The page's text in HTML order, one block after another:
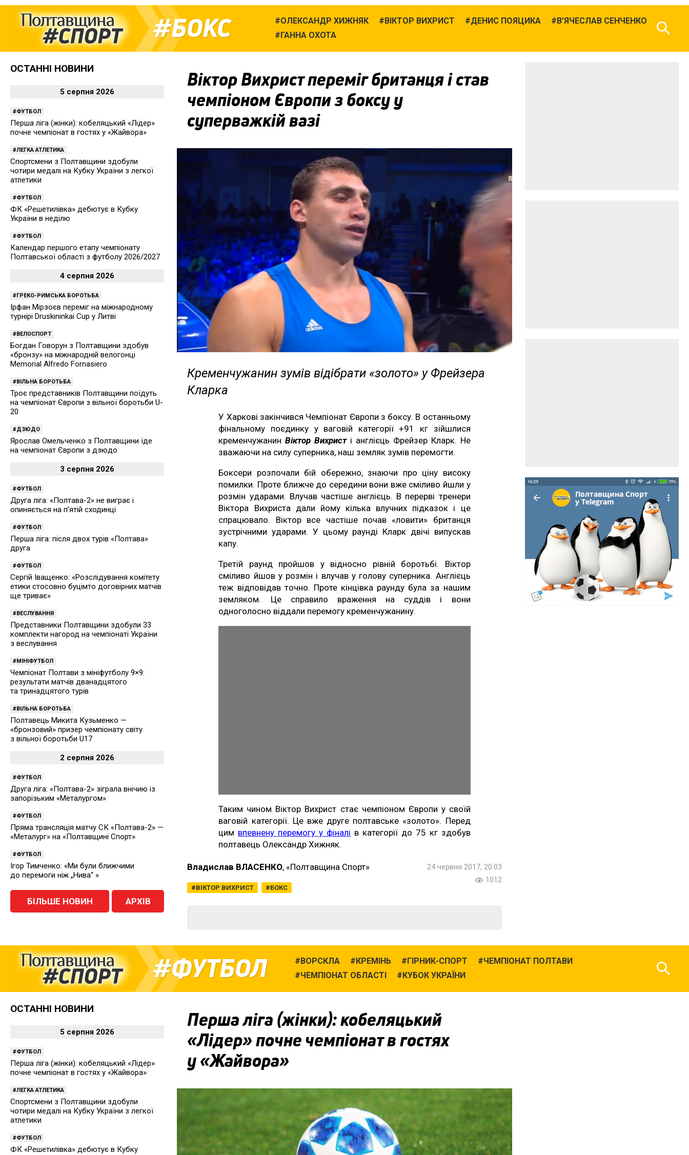
БОКС ОЛЕКСАНДР ХИЖНЯК ВІКТОР ВИХРИСТ ДЕНИС ПОЯЦИКА
В’ЯЧЕСЛАВ СЕНЧЕНКО
ГАННА ОХОТА
Віктор Вихрист переміг британця і став
чемпіоном Європи з боксу у
суперважкій вазі
Кременчужанин зумів відібрати «золото» у Фрейзера
Кларка
У Харкові закінчився Чемпіонат Європи з боксу. В останньому
фінальному поєдинку у ваговій категорії +91 кг зійшлися
кременчужанинВіктор Вихристі англієць Фрейзер Кларк. Не
зважаючи на силу суперника, наш земляк зумів перемогти.
Боксери розпочали бій обережно, знаючи про ціну високу
помилки. Проте ближче до середини вони вже сміливо йшли у
розмін ударами. Влучав частіше англієць. В перерві тренери
Віктора Вихриста дали йому кілька влучних підказок і це
спрацювало. Віктор все частіше почав «ловити» британця
зустрічними ударами. У цьому раунді Кларк двічі випускав
капу.
Третій раунд пройшов у відносно рівній боротьбі. Віктор
сміливо йшов у розмін і влучав у голову суперника. Англієць
теж відповідав точно. Проте кінцівка раунду була за нашим
земляком. Це справило враження на суддів і вони
одноголосно віддали перемогу кременчужанину.
Таким чином Віктор Вихрист стає чемпіоном Європи у своїй
ваговій категорії. Це вже друге полтавське «золото». Перед
цим впевнену перемогу у фіналі в категорії до 75 кг здобув
полтавець Олександр Хижняк.
Владислав ВЛАСЕНКО, «Полтавщина Спорт»
ВІКТОР ВИХРИСТ БОКС
24 червня 2017, 20:03
1012
ОСТАННІ НОВИНИ
5 серпня 2026
ФУТБОЛ
Перша ліга (жінки): кобеляцький «Лідер»
почне чемпіонат в гостях у «Жайвора»
ЛЕГКА АТЛЕТИКА
Спортсмени з Полтавщини здобули
чотири медалі на Кубку України з легкої
атлетики
ФУТБОЛ
ФК «Решетилівка» дебютує в Кубку
України в неділю
ФУТБОЛ
Календар першого етапу чемпіонату
Полтавської області з футболу 2026/2027
4 серпня 2026
ГРЕКО-РИМСЬКА БОРОТЬБА
Ірфан Мірзоєв переміг на міжнародному
турнірі Druskininkai Cup у Литві
ВЕЛОСПОРТ
Богдан Говорун з Полтавщини здобув
«бронзу» на міжнародній велогонці
Memorial Alfredo Fornasiero
ВІЛЬНА БОРОТЬБА
Троє представників Полтавщини поїдуть
на чемпіонат Європи з вільної боротьби U-
20
ДЗЮДО
Ярослав Омельченко з Полтавщини їде
на чемпіонат Європи з дзюдо
3 серпня 2026
ФУТБОЛ
Друга ліга: «Полтава-2» не виграє і
опиняється на п’ятій сходинці
ФУТБОЛ
Перша ліга: після двох турів «Полтава»
друга
ФУТБОЛ
Сергій Іващенко: «Розслідування комітету
етики стосовно буцімто договірних матчів
ще триває»
ВЕСЛУВАННЯ
Представники Полтавщини здобули 33
комплекти нагород на чемпіонаті України
з веслування
МІНІФУТБОЛ
Чемпіонат Полтави з мініфутболу 9×9:
результати матчів дванадцятого
та тринадцятого турів
ВІЛЬНА БОРОТЬБА
Полтавець Микита Кузьменко —
«бронзовий» призер чемпіонату світу
з вільної боротьби U17
2 серпня 2026
ФУТБОЛ
Друга ліга: «Полтава-2» зіграла внічию із
запорізьким «Металургом»
ФУТБОЛ
Пряма трансляція матчу СК «Полтава-2» —
«Металург» на «Полтавщині Спорт»
ФУТБОЛ
Ігор Тимченко: «Ми були ближчими
до перемоги ніж „Нива“ »
БІЛЬШЕ НОВИН АРХІВ
ФУТБОЛ ВОРСКЛА КРЕМІНЬ ГІРНИК-СПОРТ
ЧЕМПІОНАТ ПОЛТАВИ
ЧЕМПІОНАТ ОБЛАСТІ
КУБОК УКРАЇНИ
Перша ліга (жінки): кобеляцький
«Лідер» почне чемпіонат в гостях
у «Жайвора»
ОСТАННІ НОВИНИ
5 серпня 2026
ФУТБОЛ
Перша ліга (жінки): кобеляцький «Лідер»
почне чемпіонат в гостях у «Жайвора»
ЛЕГКА АТЛЕТИКА
Спортсмени з Полтавщини здобули
чотири медалі на Кубку України з легкої
атлетики
ФУТБОЛ
ФК «Решетилівка» дебютує в Кубку